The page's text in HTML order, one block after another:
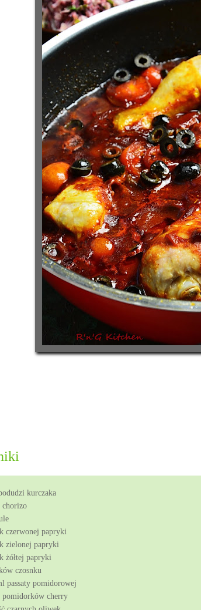
kurczaka
chorizo
czerwonej papryki
zielonej papryki
żółtej papryki
czosnku
passaty pomidorowej
pomidorków cherry